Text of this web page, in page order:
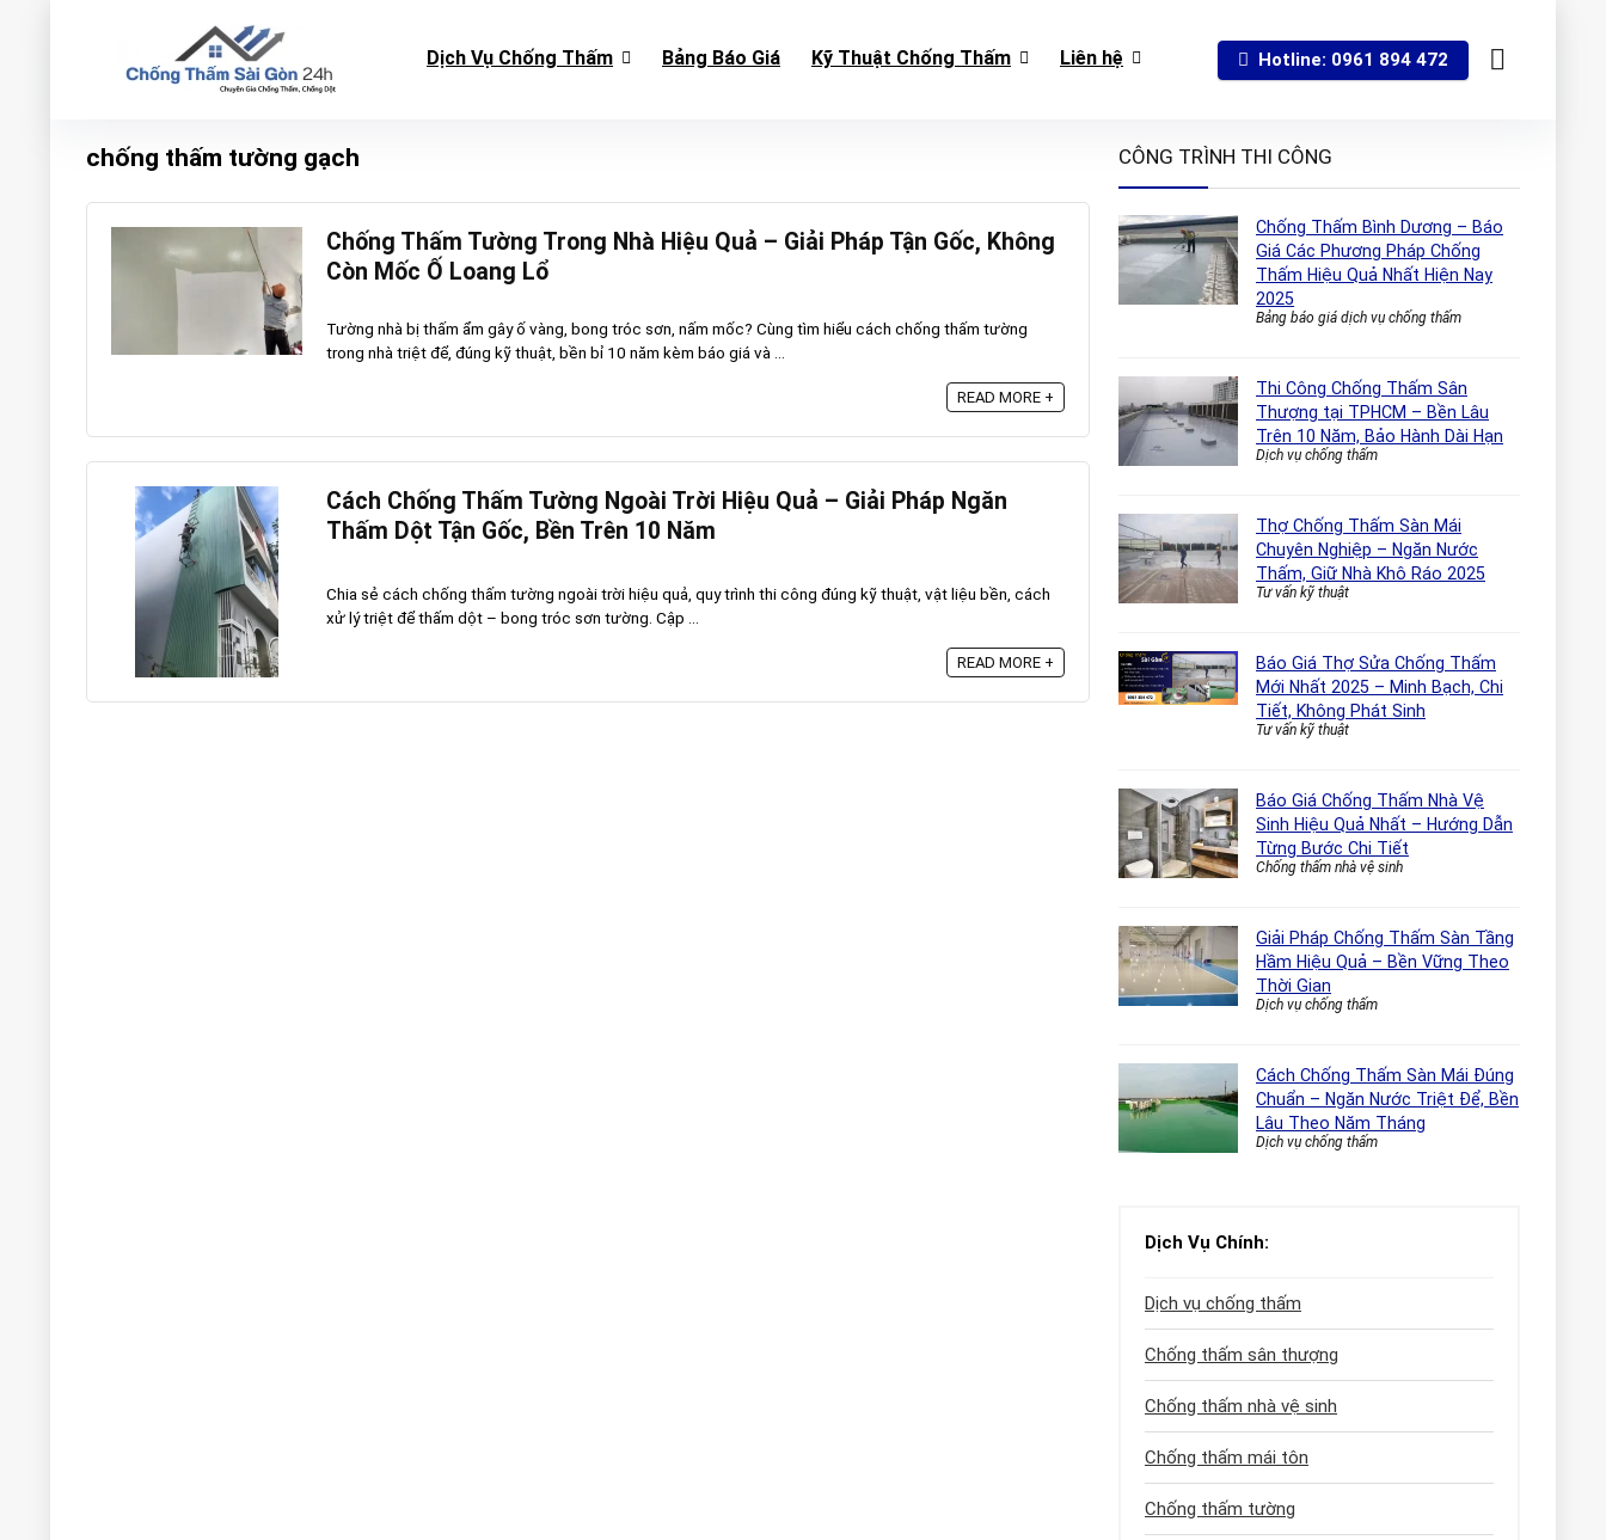
Dịch Vụ Chống Thấm Bảng Báo Giá Kỹ Thuật Chống Thấm Liên hệ Hotline: 0961 894 472
chống thấm tường gạch
Chống Thấm Tường Trong Nhà Hiệu Quả – Giải Pháp Tận Gốc, Không
Còn Mốc Ố Loang Lổ
Tường nhà bị thấm ẩm gây ố vàng, bong tróc sơn, nấm mốc? Cùng tìm hiểu cách chống thấm tường
trong nhà triệt để, đúng kỹ thuật, bền bỉ 10 năm kèm báo giá và ...
READ MORE +
Cách Chống Thấm Tường Ngoài Trời Hiệu Quả – Giải Pháp Ngăn
Thấm Dột Tận Gốc, Bền Trên 10 Năm
Chia sẻ cách chống thấm tường ngoài trời hiệu quả, quy trình thi công đúng kỹ thuật, vật liệu bền, cách
xử lý triệt để thấm dột – bong tróc sơn tường. Cập ...
READ MORE +
CÔNG TRÌNH THI CÔNG
Chống Thấm Bình Dương – Báo
Giá Các Phương Pháp Chống
Thấm Hiệu Quả Nhất Hiện Nay
2025
Bảng báo giá dịch vụ chống thấm
Thi Công Chống Thấm Sân
Thượng tại TPHCM – Bền Lâu
Trên 10 Năm, Bảo Hành Dài Hạn
Dịch vụ chống thấm
Thợ Chống Thấm Sàn Mái
Chuyên Nghiệp – Ngăn Nước
Thấm, Giữ Nhà Khô Ráo 2025
Tư vấn kỹ thuật
Báo Giá Thợ Sửa Chống Thấm
Mới Nhất 2025 – Minh Bạch, Chi
Tiết, Không Phát Sinh
Tư vấn kỹ thuật
Báo Giá Chống Thấm Nhà Vệ
Sinh Hiệu Quả Nhất – Hướng Dẫn
Từng Bước Chi Tiết
Chống thấm nhà vệ sinh
Giải Pháp Chống Thấm Sàn Tầng
Hầm Hiệu Quả – Bền Vững Theo
Thời Gian
Dịch vụ chống thấm
Cách Chống Thấm Sàn Mái Đúng
Chuẩn – Ngăn Nước Triệt Để, Bền
Lâu Theo Năm Tháng
Dịch vụ chống thấm
Dịch Vụ Chính:
Dịch vụ chống thấm
Chống thấm sân thượng
Chống thấm nhà vệ sinh
Chống thấm mái tôn
Chống thấm tường